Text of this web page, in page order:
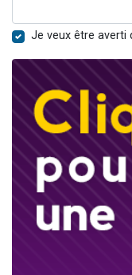
Je veux être averti